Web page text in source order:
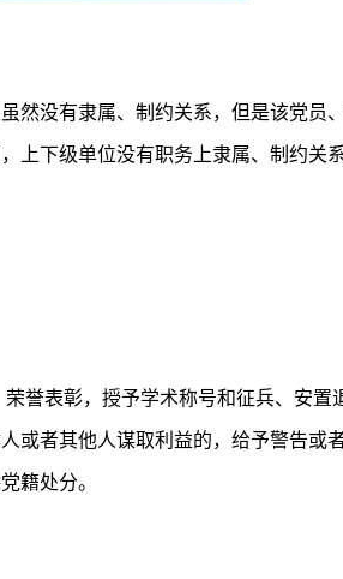
然没有隶属、制约关系，但是该党员
上下级单位没有职务上隶属、制约关
誉表彰，授予学术称号和征兵、安置
或者其他人谋取利益的，给予警告或
籍处分。